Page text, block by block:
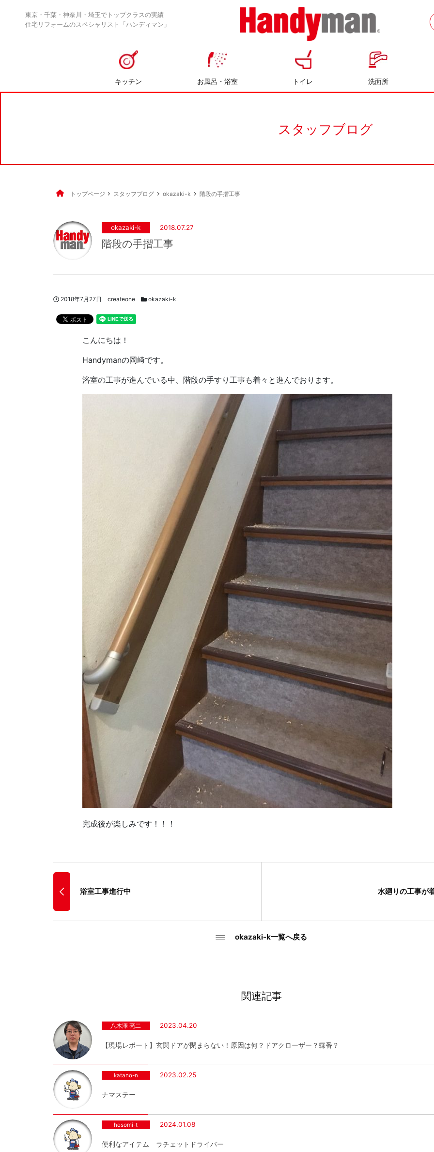
東京・千葉・神奈川・埼玉でトップクラスの実績
住宅リフォームのスペシャリスト「ハンディマン」
お風呂やキッチンのリフォームならハン
キッチン お風呂・浴室 トイレ 洗面所
スタッフブログ
トップページ スタッフブログ okazaki-k 階段の手摺工事
okazaki-k 2018.07.27
階段の手摺工事
投稿日
2018年7月27日 著者
createone スタッフブログカテゴリー
okazaki-k
こんにちは！
Handymanの岡﨑です。
浴室の工事が進んでいる中、階段の手すり工事も着々と進んでおります。
完成後が楽しみです！！！
浴室工事進行中 水廻りの工事が
okazaki-k一覧へ戻る
関連記事
八木澤 亮二 2023.04.20
【現場レポート】玄関ドアが閉まらない！原因は何？ドアクローザー？蝶番？
katano-n 2023.02.25
ナマステー
hosomi-t 2024.01.08
便利なアイテム ラチェットドライバー